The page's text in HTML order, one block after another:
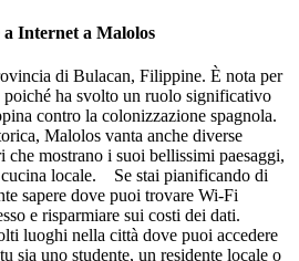
a Internet a Malolos
di Bulacan, Filippine. È nota per
poiché ha svolto un ruolo significativo
contro la colonizzazione spagnola.
Malolos vanta anche diverse
mostrano i suoi bellissimi paesaggi,
locale. Se stai pianificando di
sapere dove puoi trovare Wi-Fi
e risparmiare sui costi dei dati.
luoghi nella città dove puoi accedere
sia uno studente, un residente locale o